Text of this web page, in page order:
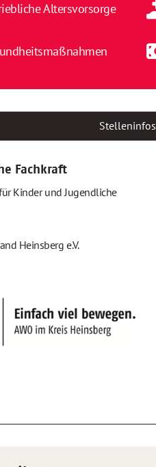
Altersvorsorge
Stelleninfos
Fachkraft
Kinder und Jugendliche
Heinsberg e.V.